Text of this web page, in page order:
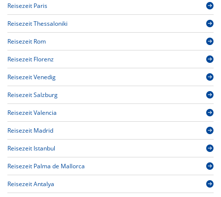
Reisezeit Paris
Reisezeit Thessaloniki
Reisezeit Rom
Reisezeit Florenz
Reisezeit Venedig
Reisezeit Salzburg
Reisezeit Valencia
Reisezeit Madrid
Reisezeit Istanbul
Reisezeit Palma de Mallorca
Reisezeit Antalya